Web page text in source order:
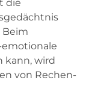
die
Beim
emotionale
kann, wird
von Rechen-